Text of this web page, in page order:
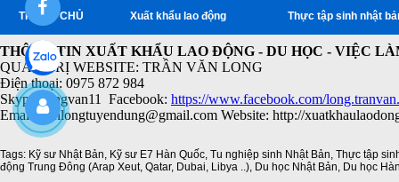
TRANG CHỦ Xuất khẩu lao động Thực tập sinh nhật
THÔNG TIN XUẤT KHẨU LAO ĐỘNG - DU HỌC - VIỆC
QUẢN TRỊ WEBSITE: TRẦN VĂN LONG
Điện thoại: 0975 872 984
Skype: longvan11 Facebook: https://www.facebook.com/
Email: vanlongtuyendung@gmail.com Website: http://
Tags: Kỹ sư Nhật Bản, Kỹ sư E7 Hàn Quốc, Tu nghiệp sinh Nhật Bản, Thực tập
động Trung Đông (Arap Xeut, Qatar, Dubai, Libya ..), Du học Nhật Bản, Du học